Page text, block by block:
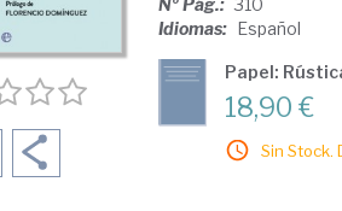
Nº Pág.: 310
Idiomas: Español
Papel:
18,90 €
Sin Stock.